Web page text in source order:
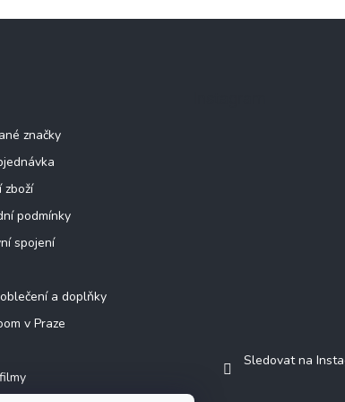
značky
zboží
podmínky
spojení
a doplňky
v Praze
Sledovat na